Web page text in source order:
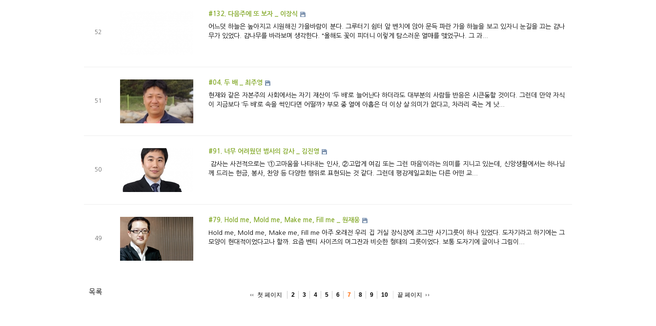
52
#132. 다음주에 또 보자 _ 이장식
어느덧 하늘은 높아지고 시원해진 가을바람이 분다. 그루터기 쉼터 앞 벤치에 앉아 문득 파란 가을 하늘을 보고 있자니 눈길을 끄는 감나
무가 있었다. 감나무를 바라보며 생각한다. "올해도 꽃이 피더니 이렇게 탐스러운 열매를 맺었구나. 그 과...
51
#04. 두 배 _ 최주영
현재와 같은 자본주의 사회에서는 자기 재산이 ‘두 배’로 늘어난다 하더라도 대부분의 사람들 반응은 시큰둥할 것이다. 그런데 만약 자식
이 지금보다 ‘두 배’로 속을 썩인다면 어떨까? 부모 중 열에 아홉은 더 이상 살 의미가 없다고, 차라리 죽는 게 낫...
50
#91. 너무 어려웠던 범사의 감사 _ 김진영
께 드리는 헌금, 봉사, 찬양 등 다양한 행위로 표현되는 것 같다. 그런데 평강제일교회는 다른 어떤 교...
49
#79. Hold me, Mold me, Make me, Fill me _ 원재웅
Hold me, Mold me, Make me, Fill me 아주 오래전 우리 집 거실 장식장에 조그만 사기그릇이 하나 있었다. 도자기라고 하기에는 그
모양이 현대적이었다고나 할까. 요즘 벤티 사이즈의 머그잔과 비슷한 형태의 그릇이었다. 보통 도자기에 글이나 그림이...
목록 첫 페이지 2 3 4 5 6 7 8 9 10 끝 페이지